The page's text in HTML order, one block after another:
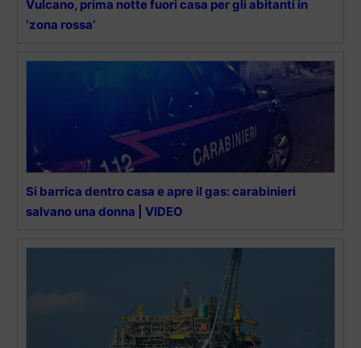
Vulcano, prima notte fuori casa per gli abitanti in
‘zona rossa’
Si barrica dentro casa e apre il gas: carabinieri
salvano una donna | VIDEO